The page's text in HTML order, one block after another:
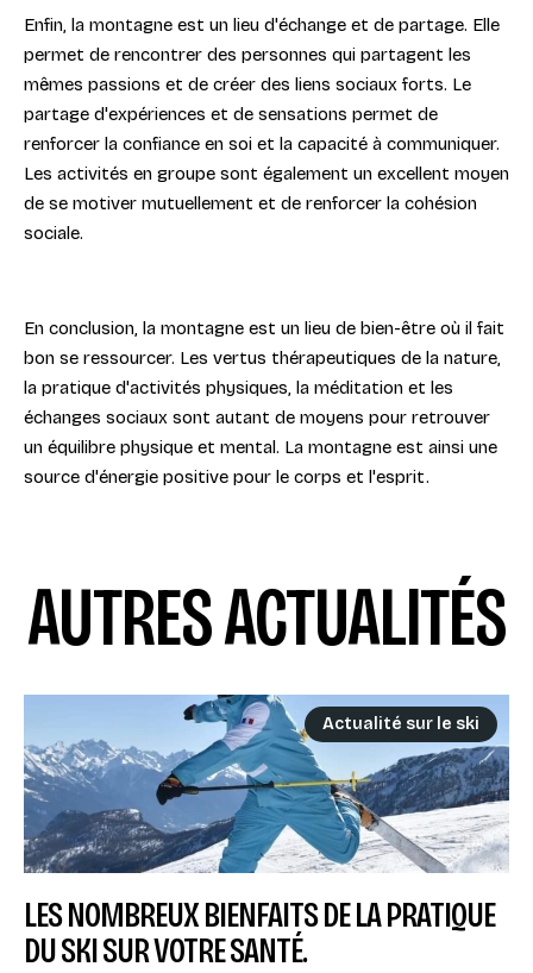
Enfin, la montagne est un lieu d'échange et de partage. Elle
permet de rencontrer des personnes qui partagent les
mêmes passions et de créer des liens sociaux forts. Le
partage d'expériences et de sensations permet de
renforcer la confiance en soi et la capacité à communiquer.
Les activités en groupe sont également un excellent moyen
de se motiver mutuellement et de renforcer la cohésion
sociale.
En conclusion, la montagne est un lieu de bien-être où il fait
bon se ressourcer. Les vertus thérapeutiques de la nature,
la pratique d'activités physiques, la méditation et les
échanges sociaux sont autant de moyens pour retrouver
un équilibre physique et mental. La montagne est ainsi une
source d'énergie positive pour le corps et l'esprit.
AUTRES ACTUALITÉS
Actualité sur le ski
LES NOMBREUX BIENFAITS DE LA PRATIQUE
DU SKI SUR VOTRE SANTÉ.